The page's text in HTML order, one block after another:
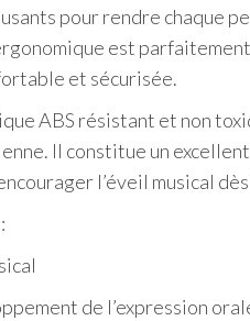
pour rendre chaque
est
et sécurisée.
ABS résistant et non
Il constitue un
l’éveil musical
de l’expression